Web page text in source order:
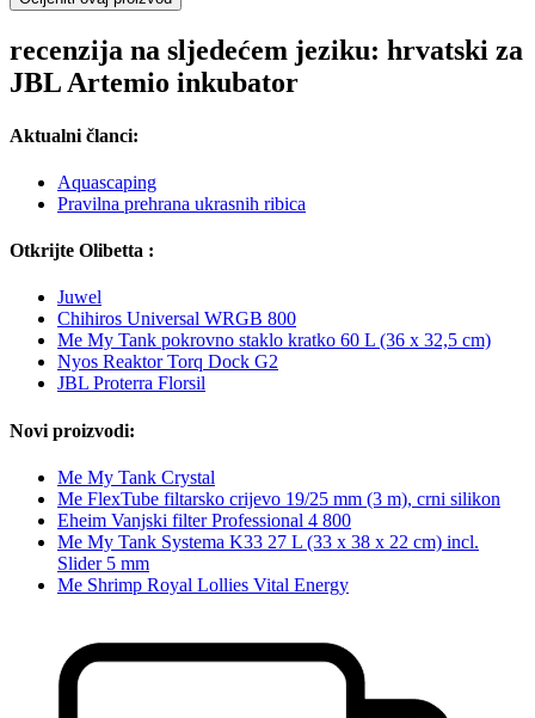
recenzija na sljedećem jeziku: hrvatski za
JBL Artemio inkubator
Aktualni članci:
Aquascaping
Pravilna prehrana ukrasnih ribica
Otkrijte Olibetta :
Juwel
Chihiros Universal WRGB 800
Me My Tank pokrovno staklo kratko 60 L (36 x 32,5 cm)
Nyos Reaktor Torq Dock G2
JBL Proterra Florsil
Novi proizvodi:
Me My Tank Crystal
Me FlexTube filtarsko crijevo 19/25 mm (3 m), crni silikon
Eheim Vanjski filter Professional 4 800
Me My Tank Systema K33 27 L (33 x 38 x 22 cm) incl.
Slider 5 mm
Me Shrimp Royal Lollies Vital Energy